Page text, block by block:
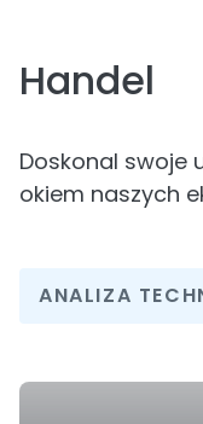
Handel
Doskonal swoje
okiem naszych
ANALIZA